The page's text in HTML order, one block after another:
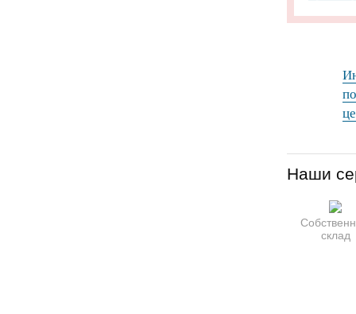
Наши
склад